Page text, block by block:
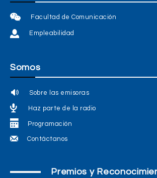
Facultad de Comunicación
Empleabilidad
Somos
Sobre las emisoras
Haz parte de la radio
Programación
Contáctanos
Premios y